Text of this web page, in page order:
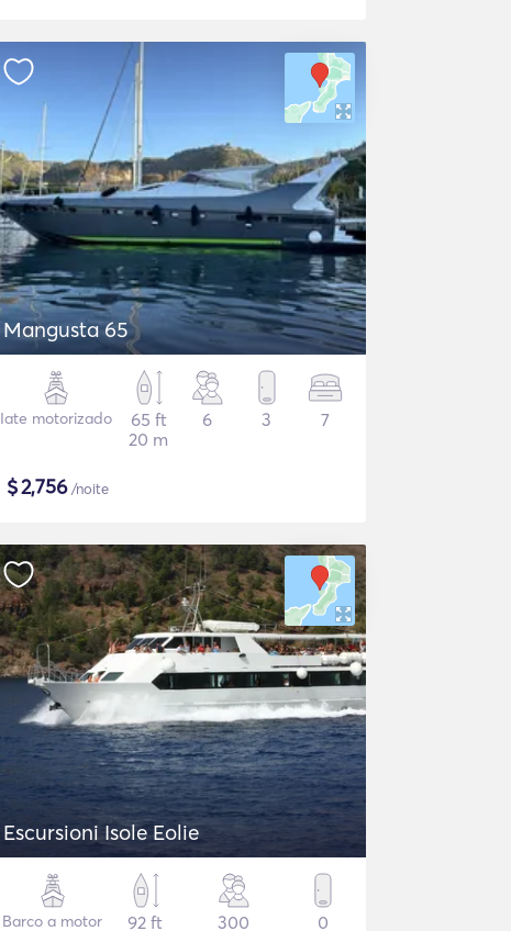
Mangusta 65
Iate motorizado
65 ft
20 m
6 3 7
$2,756/noite
Escursioni Isole Eolie
Barco a motor
92 ft
300
0